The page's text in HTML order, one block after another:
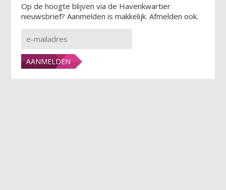
Op de hoogte blijven via de Havenkwartier
nieuwsbrief? Aanmelden is makkelijk. Afmelden ook.